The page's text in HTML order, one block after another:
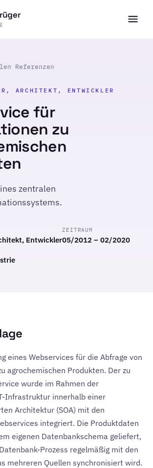
Referenzen
ARCHITEKT, ENTWICKLER
für
zu
zentralen
Entwickler
ZEITRAUM
05/2012 – 02/2020
eines Webservices für die Abfrage von
agrochemischen Produkten. Der zu
wurde im Rahmen der
Infrastruktur innerhalb einer
Architektur (SOA) mit den
integriert. Die Produktdaten
eigenen Datenbankschema geliefert,
Prozess regelmäßig mit den
mehreren Quellen synchronisiert wird.